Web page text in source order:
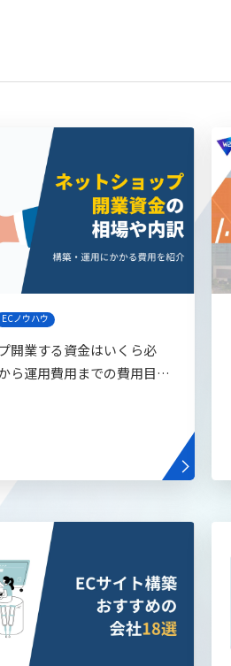
ECノウハウ
開業する資金はいくら必
ら運用費用までの費用目安